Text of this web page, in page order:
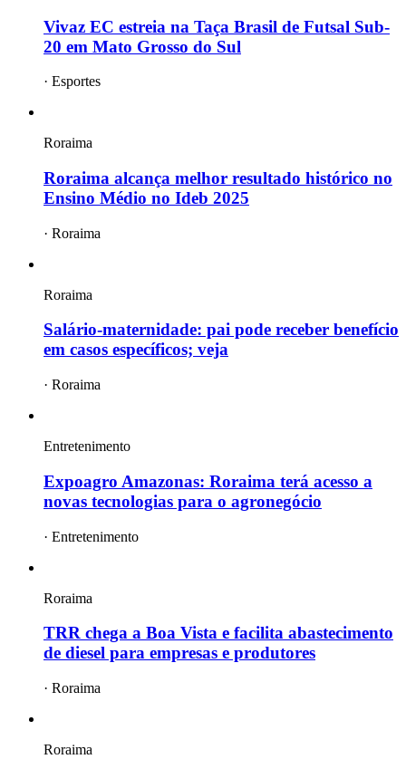
Vivaz EC estreia na Taça Brasil de Futsal Sub-
20 em Mato Grosso do Sul
· Esportes
Roraima
Roraima alcança melhor resultado histórico no
Ensino Médio no Ideb 2025
· Roraima
Roraima
Salário-maternidade: pai pode receber benefício
em casos específicos; veja
· Roraima
Entretenimento
Expoagro Amazonas: Roraima terá acesso a
novas tecnologias para o agronegócio
· Entretenimento
Roraima
TRR chega a Boa Vista e facilita abastecimento
de diesel para empresas e produtores
· Roraima
Roraima